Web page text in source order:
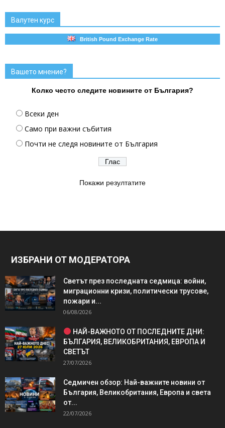
Валутен курс
British Pound Exchange Rate
Вашето мнение?
Колко често следите новините от България?
Всеки ден
Само при важни събития
Почти не следя новините от България
Покажи резултатите
ИЗБРАНИ ОТ МОДЕРАТОРА
Светът през последната седмица: войни,
миграционни кризи, политически трусове,
пожари и...
06/08/2026
НАЙ-ВАЖНОТО ОТ ПОСЛЕДНИТЕ ДНИ:
БЪЛГАРИЯ, ВЕЛИКОБРИТАНИЯ, ЕВРОПА И
СВЕТЪТ
27/07/2026
Седмичен обзор: Най-важните новини от
България, Великобритания, Европа и света
от...
22/07/2026